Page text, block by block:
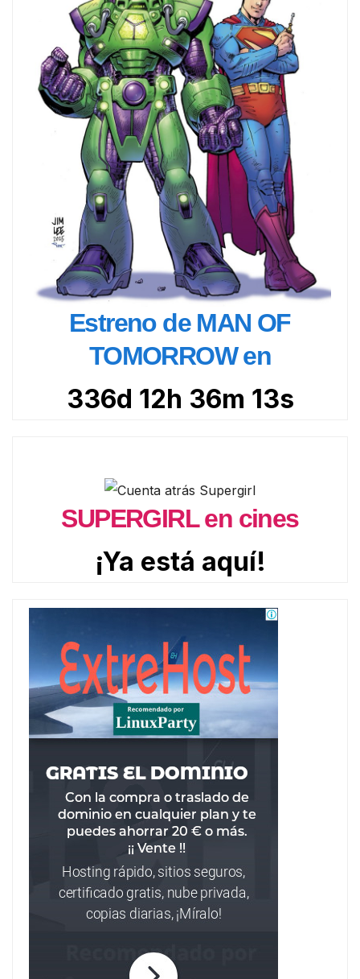
Estreno de MAN OF
TOMORROW en
336d 12h 36m 12s
SUPERGIRL en cines
¡Ya está aquí!